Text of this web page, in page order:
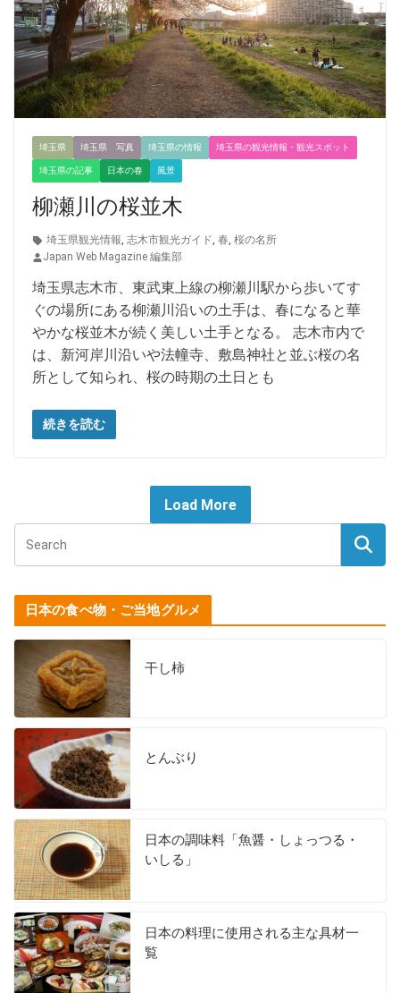
埼玉県 埼玉県 写真 埼玉県の情報 埼玉県の観光情報・観光スポット
埼玉県の記事 日本の春 風景
柳瀬川の桜並木
埼玉県観光情報, 志木市観光ガイド, 春, 桜の名所
Japan Web Magazine 編集部
埼玉県志木市、東武東上線の柳瀬川駅から歩いてす
ぐの場所にある柳瀬川沿いの土手は、春になると華
やかな桜並木が続く美しい土手となる。 志木市内で
は、新河岸川沿いや法幢寺、敷島神社と並ぶ桜の名
所として知られ、桜の時期の土日とも
続きを読む
Load More
日本の食べ物・ご当地グルメ
干し柿
とんぶり
日本の調味料「魚醤・しょっつる・
いしる」
日本の料理に使用される主な具材一
覧